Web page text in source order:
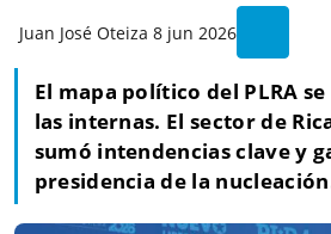
Juan José Oteiza 8 jun 2026
El mapa político del PLRA
las internas. El sector de
sumó intendencias clave y
presidencia de la